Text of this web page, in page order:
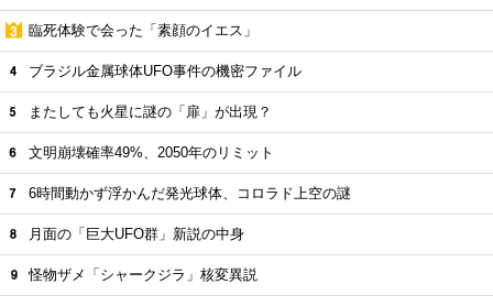
臨死体験で会った「素顔のイエス」
ブラジル金属球体UFO事件の機密ファイル
またしても火星に謎の「扉」が出現？
文明崩壊確率49%、2050年のリミット
6時間動かず浮かんだ発光球体、コロラド上空の謎
月面の「巨大UFO群」新説の中身
怪物ザメ「シャークジラ」核変異説